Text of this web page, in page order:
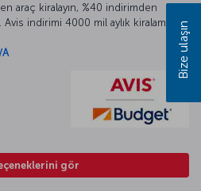
araç kiralayın, %40 indirimden
Avis indirimi 4000 mil aylık kiralamada
A
gör
Bize ulaşın